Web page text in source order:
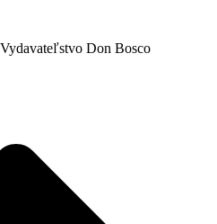
Don Bosco